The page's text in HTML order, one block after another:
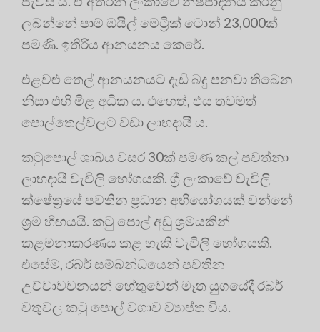
ලබන්නේ පාම් ඔයිල් මෙට්‍රික් ටොන් 23,000ක්
පමණි. ඉතිරිය ආනයනය කෙරේ.
එළවළු තෙල් ආනයනයට දැඩි බදු පනවා තිබෙන
නිසා එහි මිළ අධික ය. එහෙත්, එය තවමත්
පොල්තෙල්වලට වඩා ලාභදායී ය.
කටුපොල් ශාඛය වසර 30ක් පමණ කල් පවත්නා
ලාභදායී වැවිලි භෝගයකි. ශ්‍රී ලංකාවේ වැවිලි
ක්ෂේත්‍රයේ පවතින ප්‍රධාන අභියෝගයක් වන්නේ
ශ්‍රම හිඟයයි. කටු පොල් අඩු ශ්‍රමයකින්
කළමනාකරණය කළ හැකි වැවිලි භෝගයකි.
එසේම, රබර් සම්බන්ධයෙන් පවතින
උච්චාවචනයන් හේතුවෙන් මෑත යුගයේදී රබර්
වතුවල කටු පොල් වගාව ව්‍යාප්ත විය.